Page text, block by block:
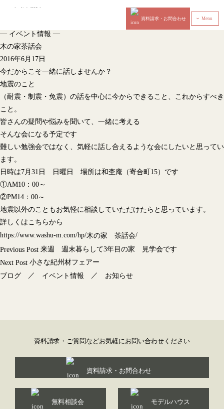
資料請求・お問合わせ ‹ Menu
— イベント情報 —
木の家茶話会
2016年6月17日
今だからこそ一緒に話しませんか？
地震のこと
（耐震・制震・免震）の話を中心に今からできること、これからすべき
こと。
皆さんの疑問や悩みを聞いて、一緒に考える
そんな会になる予定です
難しい勉強会ではなく、気軽に話し合えるような会にしたいと思ってい
ます。
日時は7月31日 日曜日 場所は和杢庵（寄合町15）です
①AM10：00～
②PM14：00～
地震以外のこともお気軽に相談していただけたらと思っています。
詳しくはこちらから
https://www.washu-m.com/hp/木の家 茶話会/
投
稿
ナ
Previous Post 来週 週末暮らして3年目の家 見学会です
Next Post 小さな紀州材フェアー
ブログ ／ イベント情報 ／ お知らせ
資料請求・ご質問などお気軽にお問い合わせください
資料請求・お問合わせ
無料相談会 モデルハウス